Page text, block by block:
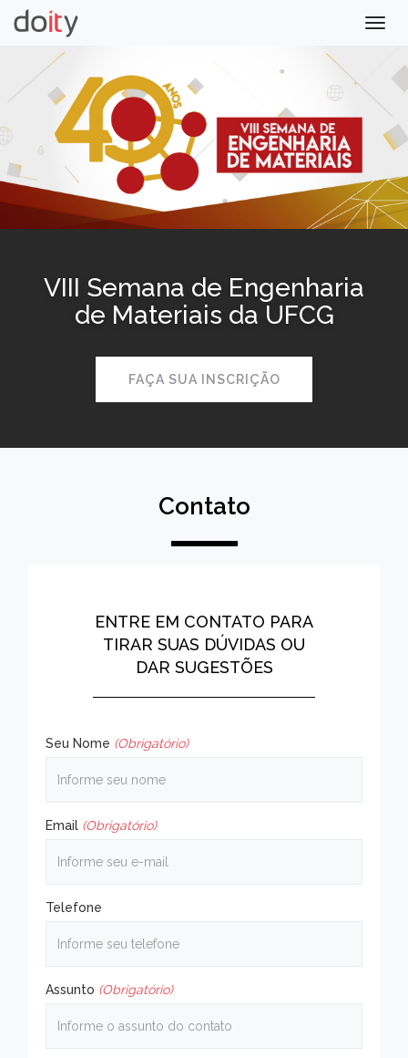
VIII Semana de Engenharia
de Materiais da UFCG
FAÇA SUA INSCRIÇÃO
Contato
ENTRE EM CONTATO PARA
TIRAR SUAS DÚVIDAS OU
DAR SUGESTÕES
Seu Nome (Obrigatório)
Email (Obrigatório)
Telefone
Assunto (Obrigatório)